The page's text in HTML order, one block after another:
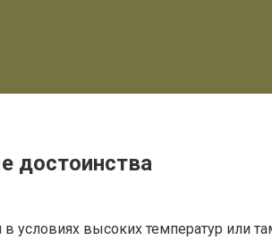
достоинства
высоких температур или